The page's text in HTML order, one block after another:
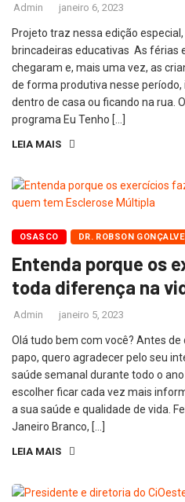
Admin janeiro 6, 2023
Projeto traz nessa edição
brincadeiras educativas As férias
chegaram e, mais uma vez, as
de forma produtiva nesse
dentro de casa ou ficando na rua.
programa Eu Tenho […]
LEIA MAIS
OSASCO DR. ROBSON
Entenda porque os
toda diferença na
Admin janeiro 5, 2023
Olá tudo bem com você? Antes
papo, quero agradecer pelo seu
saúde semanal durante todo o
escolher ficar cada vez mais
a sua saúde e qualidade de vida.
Janeiro Branco, […]
LEIA MAIS